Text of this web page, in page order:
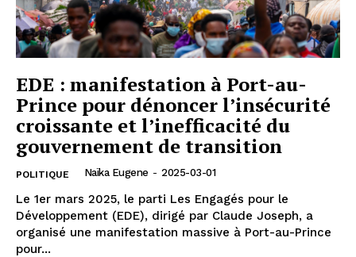
EDE : manifestation à Port-au-
Prince pour dénoncer l’insécurité
croissante et l’inefficacité du
gouvernement de transition
POLITIQUE Naïka Eugene - 2025-03-01
Le 1er mars 2025, le parti Les Engagés pour le
Développement (EDE), dirigé par Claude Joseph, a
organisé une manifestation massive à Port-au-Prince
pour...